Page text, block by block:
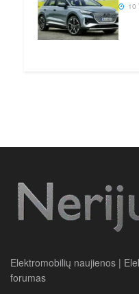
10
Elektromobilių naujienos |
forumas